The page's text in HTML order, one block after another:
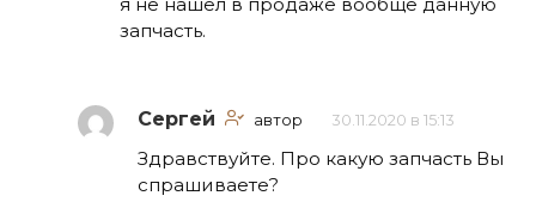
я не нашел в продаже вообще данную
запчасть.
Сергей автор 30.11.2020 в 15:13
Здравствуйте. Про какую запчасть Вы
спрашиваете?